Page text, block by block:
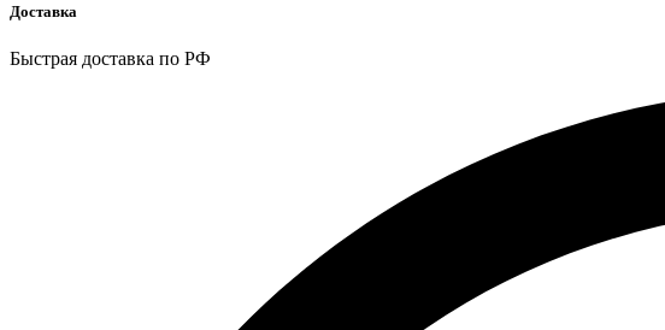
Доставка
Быстрая доставка по РФ